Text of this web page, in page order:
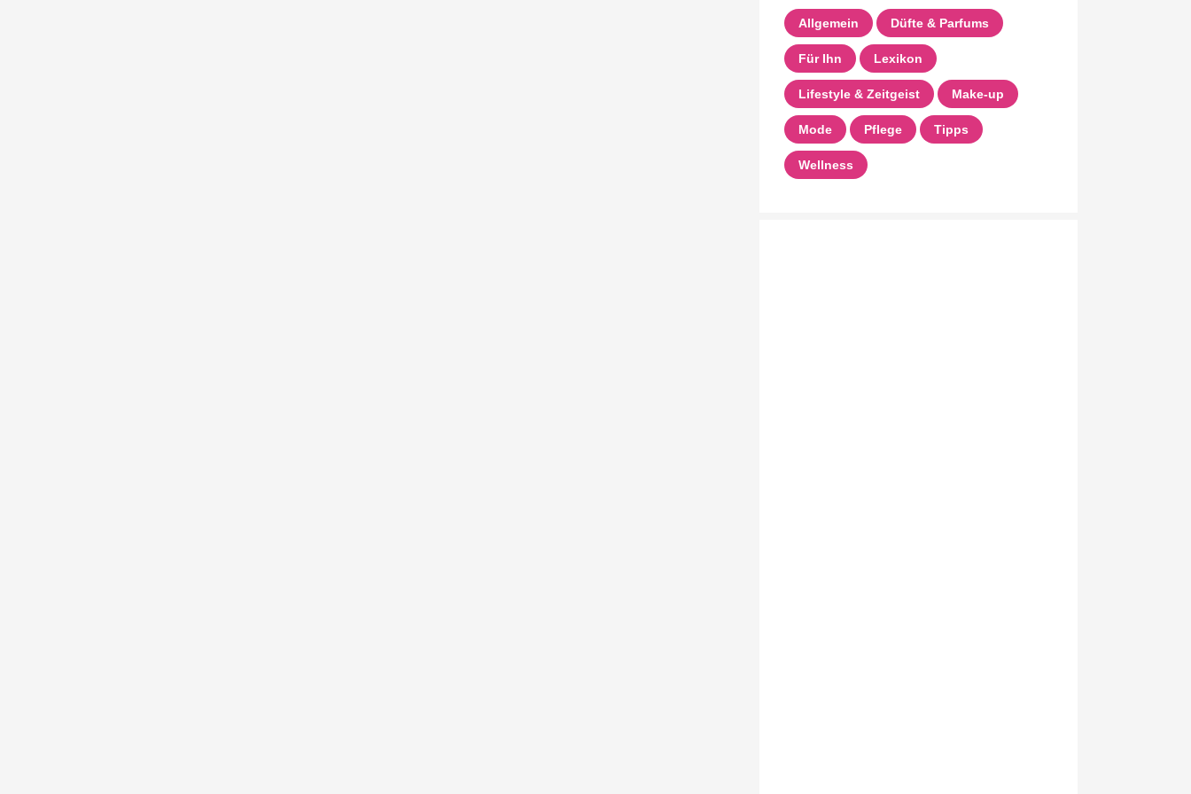
Allgemein Düfte & Parfums
Für Ihn Lexikon
Lifestyle & Zeitgeist Make-up
Mode Pflege Tipps
Wellness